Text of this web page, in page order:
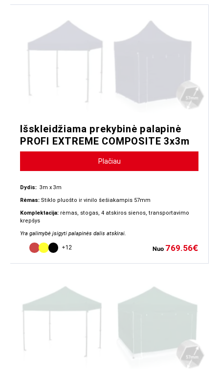
Išskleidžiama prekybinė palapinė
PROFI EXTREME COMPOSITE 3x3m
Plačiau
Dydis: 3m x 3m
Rėmas: Stiklo pluošto ir vinilo šešiakampis 57mm
Komplektacija: rėmas, stogas, 4 atskiros sienos, transportavimo
krepšys
Yra galimybė įsigyti palapinės dalis atskirai.
+12 Nuo 769.56€